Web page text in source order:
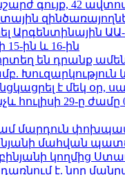
գույք, 42
Արգենտինային ԱԱ-
15-ին և 16-ին
են դրանք
Խուզարկություն
է մեկ օր,
հուլիսի 29-ը ժամը
մարդուն
մահվան
կողմից
է. նոր